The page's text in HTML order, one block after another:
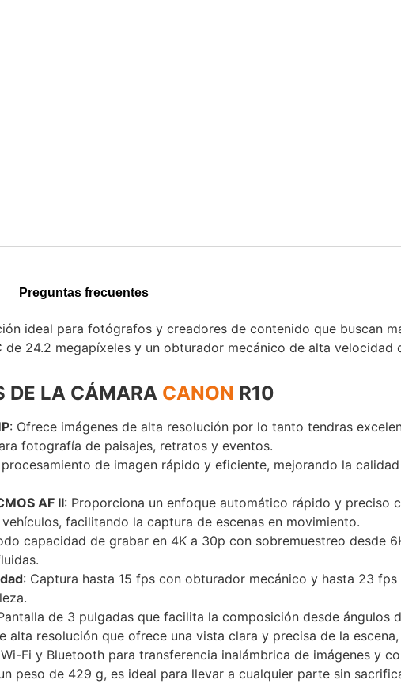
Preguntas frecuentes
ideal para fotógrafos y creadores de contenido que buscan
de 24.2 megapíxeles y un obturador mecánico de alta velocidad
DE LA CÁMARA CANON R10
: Ofrece imágenes de alta resolución por lo tanto tendras
fotografía de paisajes, retratos y eventos.
de imagen rápido y eficiente, mejorando la
AF II: Proporciona un enfoque automático rápido y preciso
facilitando la captura de escenas en movimiento.
capacidad de grabar en 4K a 30p con sobremuestreo desde
: Captura hasta 15 fps con obturador mecánico y hasta 23
de 3 pulgadas que facilita la composición desde
alta resolución que ofrece una vista clara y precisa de la
Fi y Bluetooth para transferencia inalámbrica de imágenes y
peso de 429 g, es ideal para llevar a cualquier parte sin